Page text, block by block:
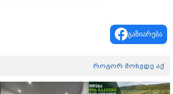
გაზიარება
როგორ მოხვდე აქ